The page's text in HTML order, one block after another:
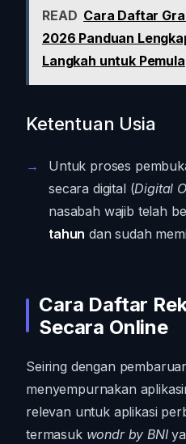
READ Cara Daftar
2026 Panduan
Langkah untuk Pemula
Ketentuan Usia
Untuk proses
secara digital (Digital
nasabah wajib telah
tahun dan sudah
Cara Daftar
Secara Online
Seiring dengan
menyempurnakan
relevan untuk aplikasi
termasuk wondr by BNI